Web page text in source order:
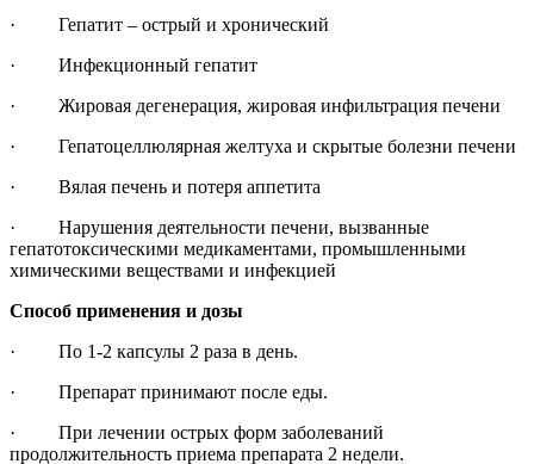
· Гепатит – острый и хронический
· Инфекционный гепатит
· Жировая дегенерация, жировая инфильтрация печени
· Гепатоцеллюлярная желтуха и скрытые болезни печени
· Вялая печень и потеря аппетита
· Нарушения деятельности печени, вызванные
гепатотоксическими медикаментами, промышленными
химическими веществами и инфекцией
Способ применения и дозы
· По 1-2 капсулы 2 раза в день.
· Препарат принимают после еды.
· При лечении острых форм заболеваний
продолжительность приема препарата 2 недели.